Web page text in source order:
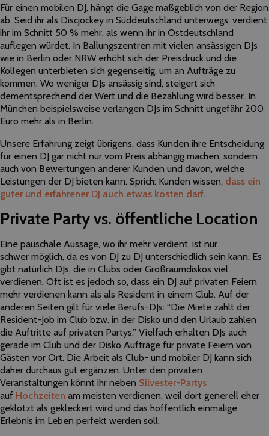
Für einen mobilen DJ, hängt die Gage maßgeblich von der Region
ab. Seid ihr als Discjockey in Süddeutschland unterwegs, verdient
ihr im Schnitt 50 % mehr, als wenn ihr in Ostdeutschland
auflegen würdet. In Ballungszentren mit vielen ansässigen DJs
wie in Berlin oder NRW erhöht sich der Preisdruck und die
Kollegen unterbieten sich gegenseitig, um an Aufträge zu
kommen. Wo weniger DJs ansässig sind, steigert sich
dementsprechend der Wert und die Bezahlung wird besser. In
München beispielsweise verlangen DJs im Schnitt ungefähr 200
Euro mehr als in Berlin.
Unsere Erfahrung zeigt übrigens, dass Kunden ihre Entscheidung
für einen DJ gar nicht nur vom Preis abhängig machen, sondern
auch von Bewertungen anderer Kunden und davon, welche
Leistungen der DJ bieten kann. Sprich: Kunden wissen, dass ein
guter und erfahrener DJ auch etwas kosten darf.
Private Party vs. öffentliche Location
Eine pauschale Aussage, wo ihr mehr verdient, ist nur
schwer möglich, da es von DJ zu DJ unterschiedlich sein kann. Es
gibt natürlich DJs, die in Clubs oder Großraumdiskos viel
verdienen. Oft ist es jedoch so, dass ein DJ auf privaten Feiern
mehr verdienen kann als als Resident in einem Club. Auf der
anderen Seiten gilt für viele Berufs-DJs: “Die Miete zahlt der
Resident-Job im Club bzw. in der Disko und den Urlaub zahlen
die Auftritte auf privaten Partys.” Vielfach erhalten DJs auch
gerade im Club und der Disko Aufträge für private Feiern von
Gästen vor Ort. Die Arbeit als Club- und mobiler DJ kann sich
daher durchaus gut ergänzen. Unter den privaten
Veranstaltungen könnt ihr neben Silvester-Partys
auf Hochzeiten am meisten verdienen, weil dort generell eher
geklotzt als gekleckert wird und das hoffentlich einmalige
Erlebnis im Leben perfekt werden soll.